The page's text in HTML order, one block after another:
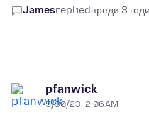
Jamesrepliedпреди 3
pfanwick
5/30/23, 2:06 AM